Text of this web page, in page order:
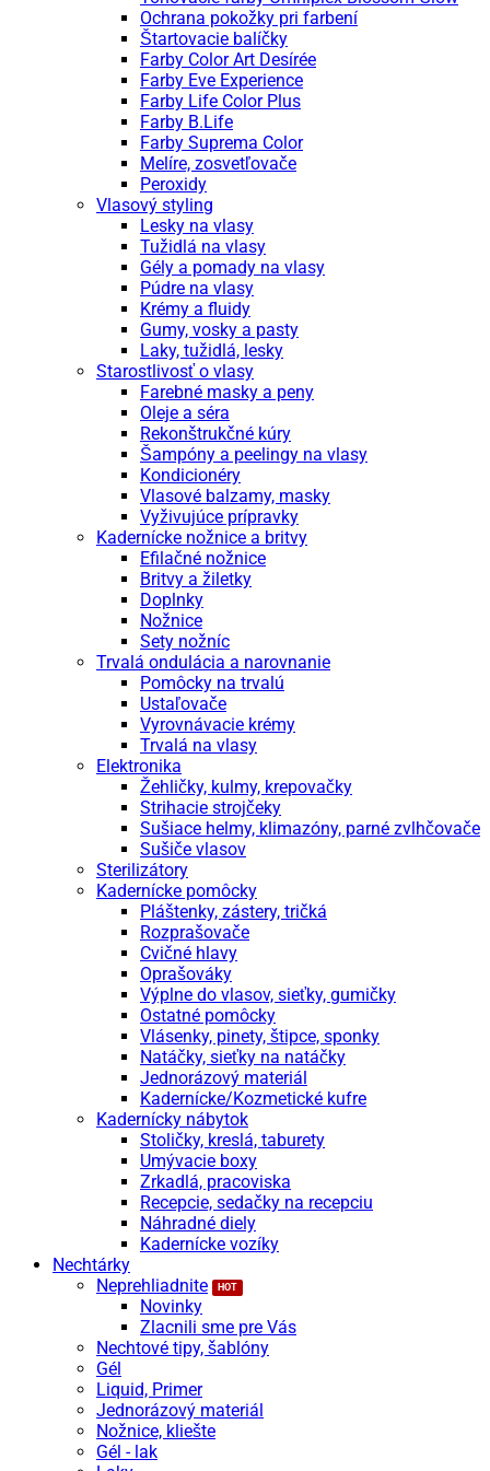
Ochrana pokožky pri farbení
Štartovacie balíčky
Farby Color Art Desírée
Farby Eve Experience
Farby Life Color Plus
Farby B.Life
Farby Suprema Color
Melíre, zosvetľovače
Peroxidy
Vlasový styling
Lesky na vlasy
Tužidlá na vlasy
Gély a pomady na vlasy
Púdre na vlasy
Krémy a fluidy
Gumy, vosky a pasty
Laky, tužidlá, lesky
Starostlivosť o vlasy
Farebné masky a peny
Oleje a séra
Rekonštrukčné kúry
Šampóny a peelingy na vlasy
Kondicionéry
Vlasové balzamy, masky
Vyživujúce prípravky
Kadernícke nožnice a britvy
Efilačné nožnice
Britvy a žiletky
Doplnky
Nožnice
Sety nožníc
Trvalá ondulácia a narovnanie
Pomôcky na trvalú
Ustaľovače
Vyrovnávacie krémy
Trvalá na vlasy
Elektronika
Žehličky, kulmy, krepovačky
Strihacie strojčeky
Sušiace helmy, klimazóny, parné zvlhčovače
Sušiče vlasov
Sterilizátory
Kadernícke pomôcky
Pláštenky, zástery, tričká
Rozprašovače
Cvičné hlavy
Oprašováky
Výplne do vlasov, sieťky, gumičky
Ostatné pomôcky
Vlásenky, pinety, štipce, sponky
Natáčky, sieťky na natáčky
Jednorázový materiál
Kadernícke/Kozmetické kufre
Kadernícky nábytok
Stoličky, kreslá, taburety
Umývacie boxy
Zrkadlá, pracoviska
Recepcie, sedačky na recepciu
Náhradné diely
Kadernícke vozíky
Nechtárky
Neprehliadnite
Novinky
Zlacnili sme pre Vás
Nechtové tipy, šablóny
Gél
Liquid, Primer
Jednorázový materiál
Nožnice, kliešte
Gél - lak